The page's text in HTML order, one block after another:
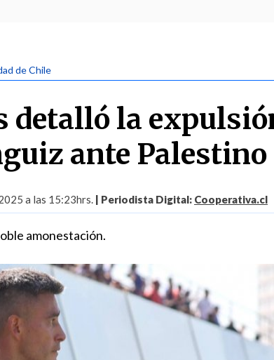
de Chile
detalló la
ante Palestino
a las 15:23hrs. | Periodista Digital: Cooperativa.cl
amonestación.